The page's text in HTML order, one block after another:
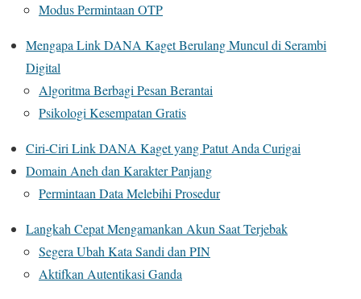
Modus Permintaan OTP
Mengapa Link DANA Kaget Berulang Muncul di Serambi
Digital
Algoritma Berbagi Pesan Berantai
Psikologi Kesempatan Gratis
Ciri‑Ciri Link DANA Kaget yang Patut Anda Curigai
Domain Aneh dan Karakter Panjang
Permintaan Data Melebihi Prosedur
Langkah Cepat Mengamankan Akun Saat Terjebak
Segera Ubah Kata Sandi dan PIN
Aktifkan Autentikasi Ganda